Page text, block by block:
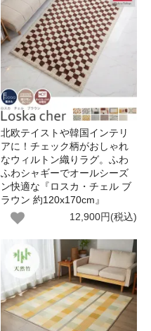
北欧テイストや韓国インテリ
アに！チェック柄がおしゃれ
なウィルトン織りラグ。ふわ
ふわシャギーでオールシーズ
ン快適な『ロスカ・チェル ブ
ラウン 約120x170cm』
12,900円(税込)